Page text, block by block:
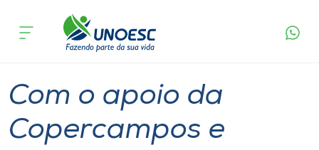
Cursos
Pesquisa
acontece
reprodução bovina
Com o apoio da
Copercampos e